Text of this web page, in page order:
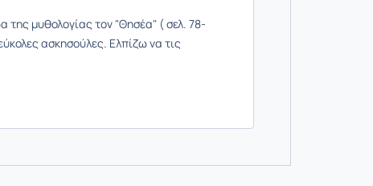
της μυθολογίας τον "Θησέα" ( σελ. 78-
ασκησούλες. Ελπίζω να τις